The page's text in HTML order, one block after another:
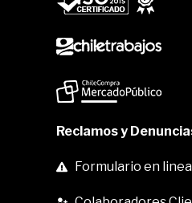
Reclamos y
Formulario en linea